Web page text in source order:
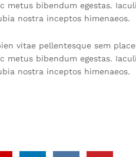
bibendum egestas.
nostra inceptos himenaeos.
vitae pellentesque sem
bibendum egestas.
nostra inceptos himenaeos.